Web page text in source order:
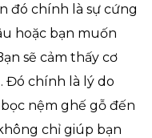
đó chính là sự cứng
hoặc bạn muốn
sẽ cảm thấy cơ
Đó chính là lý do
nệm ghế gỗ đến
chỉ giúp bạn